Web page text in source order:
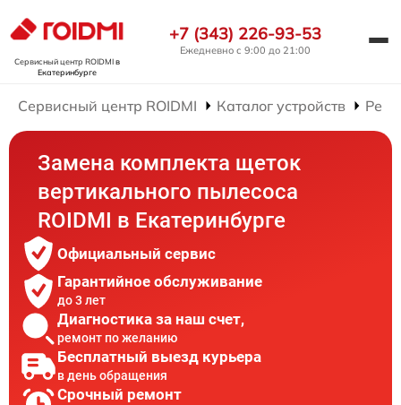
Сервисный центр ROIDMIв
Екатеринбурге
+7 (343) 226-93-53
Ежедневно с 9:00 до 21:00
Сервисный центр ROIDMI Каталог устройств
Замена комплекта щеток
вертикального пылесоса
ROIDMI в Екатеринбурге
Официальный сервис
Гарантийное обслуживание
до 3 лет
Диагностика за наш счет,
ремонт по желанию
Бесплатный выезд курьера
в день обращения
Срочный ремонт